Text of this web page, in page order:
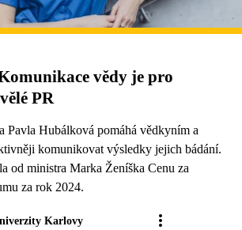
vědy je pro
PR
Pavla Hubálková pomáhá vědkyním a
komunikovat výsledky jejich bádání.
od ministra Marka Ženíška Cenu za
za rok 2024.
Karlovy